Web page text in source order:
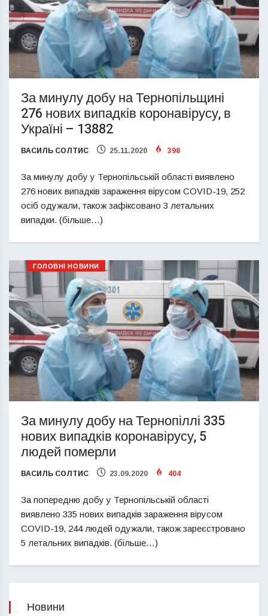
За минулу добу на Тернопільщині
276 нових випадків коронавірусу, в
Україні – 13882
ВАСИЛЬ СОЛТИС 25.11.2020 398
За минулу добу у Тернопільській області виявлено
276 нових випадків зараження вірусом COVID-19, 252
осіб одужали, також зафіксовано 3 летальних
випадки. (більше…)
ГОЛОВНІ НОВИНИ
За минулу добу на Тернопіллі 335
нових випадків коронавірусу, 5
людей померли
ВАСИЛЬ СОЛТИС 23.09.2020 404
За попередню добу у Тернопільській області
виявлено 335 нових випадків зараження вірусом
COVID-19, 244 людей одужали, також зареєстровано
5 летальних випадків. (більше…)
Новини